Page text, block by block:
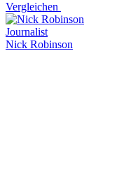
Vergleichen
Journalist
Nick Robinson